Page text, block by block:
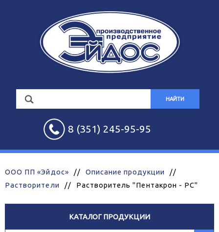
НАЙТИ
8 (351) 245-95-95
ООО ПП «Эйдос» // Описание продукции
//
Растворители
// Растворитель "Пентакрон - РС"
КАТАЛОГ ПРОДУКЦИИ